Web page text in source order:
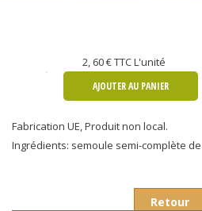
2, 60 €TTC L'unité
AJOUTER AU PANIER
Fabrication UE, Produit non local.
Ingrédients: semoule semi-complète
Retour